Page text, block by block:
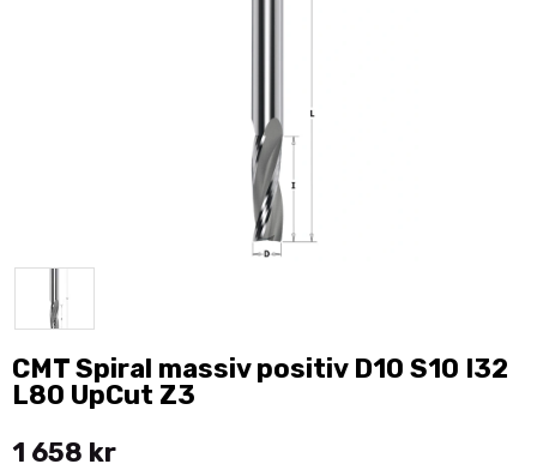
CMT Spiral massiv positiv D10 S10 I32
L80 UpCut Z3
1 658 kr